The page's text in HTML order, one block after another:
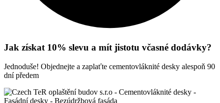
Jak získat 10% slevu a mít jistotu včasné dodávky?
Jednoduše! Objednejte a zaplaťte cementovláknité desky alespoň 90
dní předem